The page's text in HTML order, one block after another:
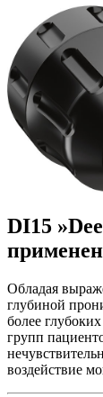
DI15
Обладая
глубиной
более
групп
воздействие